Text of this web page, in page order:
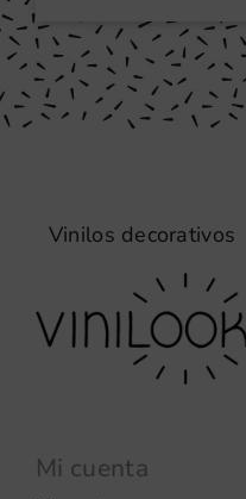
Vinilos decorativos
Mi cuenta